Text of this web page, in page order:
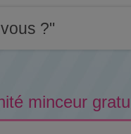
?"
minceur